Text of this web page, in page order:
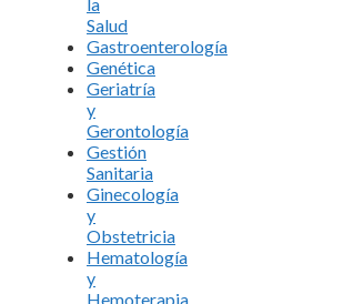
Salud
Gastroenterología
Genética
Geriatría
y
Gerontología
Gestión
Sanitaria
Ginecología
y
Obstetricia
Hematología
y
Hemoterapia